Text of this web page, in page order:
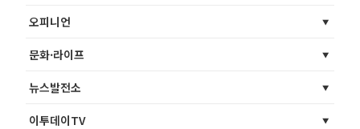
오피니언
문화·라이프
뉴스발전소
이투데이TV